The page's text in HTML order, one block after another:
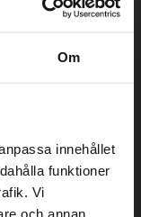
Om
innehållet
funktioner
Vi
och annan
406 900 kr
409 900 kr
3 467 kr/månad
friends
all the